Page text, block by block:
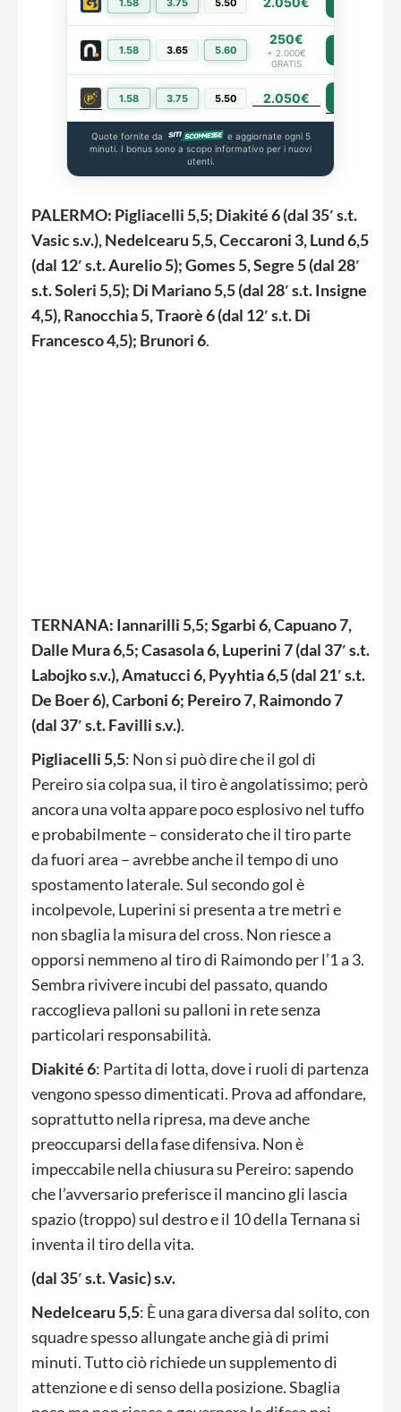
1.58 3.75 5.50
1.58 3.65 5.60
250€
+ 2.000€
GRATIS
1.58 3.75 5.50 2.050€
Quote fornite da
e aggiornate ogni 5
minuti. I bonus sono a scopo informativo per i nuovi
utenti.
PALERMO: Pigliacelli 5,5; Diakité 6 (dal 35′ s.t.
Vasic s.v.), Nedelcearu 5,5, Ceccaroni 3, Lund 6,5
(dal 12′ s.t. Aurelio 5); Gomes 5, Segre 5 (dal 28′
s.t. Soleri 5,5); Di Mariano 5,5 (dal 28′ s.t. Insigne
4,5), Ranocchia 5, Traorè 6 (dal 12′ s.t. Di
Francesco 4,5); Brunori 6.
TERNANA: Iannarilli 5,5; Sgarbi 6, Capuano 7,
Dalle Mura 6,5; Casasola 6, Luperini 7 (dal 37′ s.t.
Labojko s.v.), Amatucci 6, Pyyhtia 6,5 (dal 21′ s.t.
De Boer 6), Carboni 6; Pereiro 7, Raimondo 7
(dal 37′ s.t. Favilli s.v.).
Pigliacelli 5,5: Non si può dire che il gol di
Pereiro sia colpa sua, il tiro è angolatissimo; però
ancora una volta appare poco esplosivo nel tuffo
e probabilmente – considerato che il tiro parte
da fuori area – avrebbe anche il tempo di uno
spostamento laterale. Sul secondo gol è
incolpevole, Luperini si presenta a tre metri e
non sbaglia la misura del cross. Non riesce a
opporsi nemmeno al tiro di Raimondo per l’1 a 3.
Sembra rivivere incubi del passato, quando
raccoglieva palloni su palloni in rete senza
particolari responsabilità.
Diakité 6: Partita di lotta, dove i ruoli di partenza
vengono spesso dimenticati. Prova ad affondare,
soprattutto nella ripresa, ma deve anche
preoccuparsi della fase difensiva. Non è
impeccabile nella chiusura su Pereiro: sapendo
che l’avversario preferisce il mancino gli lascia
spazio (troppo) sul destro e il 10 della Ternana si
inventa il tiro della vita.
(dal 35′ s.t. Vasic) s.v.
Nedelcearu 5,5: È una gara diversa dal solito, con
squadre spesso allungate anche già di primi
minuti. Tutto ciò richiede un supplemento di
attenzione e di senso della posizione. Sbaglia